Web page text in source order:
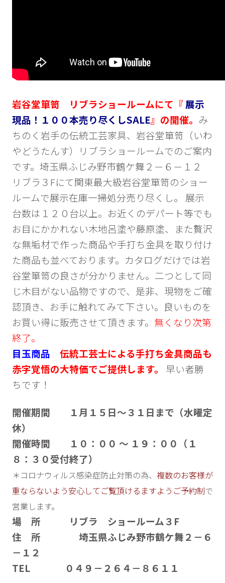
岩谷堂箪笥 リブラショールームにて『 展示
現品！１００本売り尽くしSALE』の開催。 み
ちのく岩手の伝統工芸家具、岩谷堂箪笥（いわ
やどうたんす）リブラショールームでのご案内
です。埼玉県ふじみ野市鶴ケ舞２－６－１２
リブラ３Fにて関東最大級岩谷堂箪笥のショー
ルームで展示在庫一掃処分売り尽くし。 展示
台数は１２０台以上。お近くのデパート等でも
お目にかかれない木地呂塗や藤原塗、また贅沢
な無垢材で作った商品や手打ち金具を取り付け
た商品も並べております。カタログだけでは岩
谷堂箪笥の良さが分かりません。二つとして同
じ木目がない品物ですので、是非、現物をご確
認頂き、お手に触れてみて下さい。良いものを
お買い得に販売させて頂きます。 無くなり次第
終了。
目玉商品 伝統工芸士による手打ち金具商品も
赤字覚悟の大特価でご提供します。
早い者勝
ちです！
開催期間 １月１５日～３１日まで（水曜定
休）
開催時間 １０：００ ～ １９：００（１
８：３０受付終了）
＊コロナウィルス感染症防止対策の為、 複数のお客様が
重ならないよう安心してご覧頂けるますようご予約制で
営業します。
場 所 リブラ ショールーム３F
住 所 埼玉県ふじみ野市鶴ケ舞２－６
－１２
TEL ０４９－２６４－８６１１